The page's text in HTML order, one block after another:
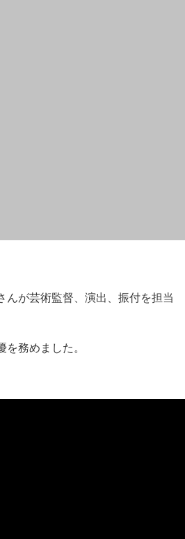
んが芸術監督、演出、振付を担当
務めました。